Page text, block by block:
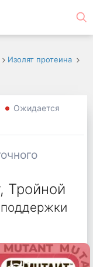
Изолят протеина
Ожидается
Тройной